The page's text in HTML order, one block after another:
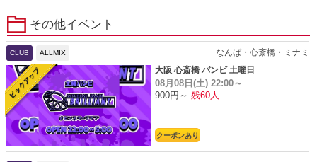
その他イベント
CLUB ALLMIX
なんば・心斎橋・ミナミ
大阪 心斎橋 バンビ 土曜日
08月08日(土) 22:00～
900円～ 残60人
クーポンあり